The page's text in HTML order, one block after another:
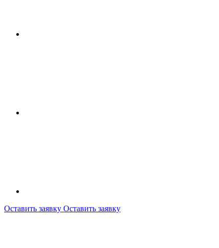
Оставить заявку Оставить заявку